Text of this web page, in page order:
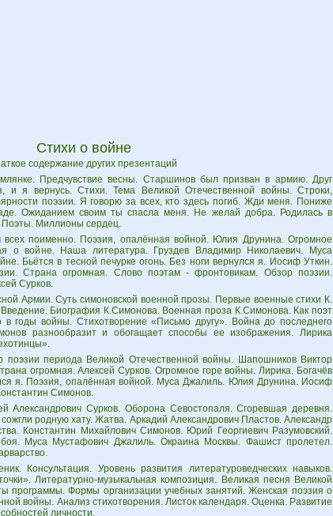
Стихи о войне
содержание других презентаций
Предчувствие весны. Старшинов был призван в армию. Друг
и я вернусь. Стихи. Тема Великой Отечественной войны. Строки,
поэзии. Я говорю за всех, кто здесь погиб. Жди меня. Пониже
Ожиданием своим ты спасла меня. Не желай добра. Родилась в
Поэты. Миллионы сердец.
поименно. Поэзия, опалённая войной. Юлия Друнина. Огромное
о войне. Наша литература. Груздев Владимир Николаевич. Муса
Бьётся в тесной печурке огонь. Без ноги вернулся я. Иосиф Уткин.
Страна огромная. Слово поэтам - фронтовикам. Обзор поэзии.
Сурков.
Армии. Суть симоновской военной прозы. Первые военные стихи К.
Биография К.Симонова. Военная проза К.Симонова. Как поэт
в годы войны. Стихотворение «Письмо другу». Война до последнего
разнообразит и обогащает способы ее изображения. Лирика
поэзии периода Великой Отечественной войны. Шапошников Виктор
огромная. Алексей Сурков. Огромное горе войны. Лирика. Богачёв
я. Поэзия, опалённая войной. Муса Джалиль. Юлия Друнина. Иосиф
Симонов.
Александрович Сурков. Оборона Севостопаля. Сгоревшая деревня.
родную хату. Жатва. Аркадий Александрович Пластов. Александр
Константин Михайлович Симонов. Юрий Георгиевич Разумовский.
Муса Мустафович Джалиль. Окраина Москвы. Фашист пролетел.
Консультация. Уровень развития литературоведческих навыков.
Литературно-музыкальная композиция. Великая песня Великой
программы. Формы организации учебных занятий. Женская поэзия о
войны. Анализ стихотворения. Листок календаря. Оценка. Развитие
личности.